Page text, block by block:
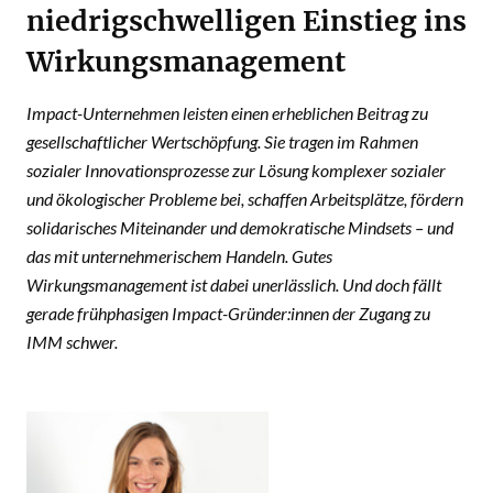
niedrigschwelligen Einstieg ins
Wirkungsmanagement
Impact-Unternehmen leisten einen erheblichen Beitrag zu
gesellschaftlicher Wertschöpfung. Sie tragen im Rahmen
sozialer Innovationsprozesse zur Lösung komplexer sozialer
und ökologischer Probleme bei, schaffen Arbeitsplätze, fördern
solidarisches Miteinander und demokratische Mindsets – und
das mit unternehmerischem Handeln. Gutes
Wirkungsmanagement ist dabei unerlässlich. Und doch fällt
gerade frühphasigen Impact-Gründer:innen der Zugang zu
IMM schwer.